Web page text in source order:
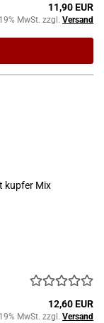
11,90 EUR
MwSt. zzgl. Versand
kupfer Mix
12,60 EUR
MwSt. zzgl. Versand